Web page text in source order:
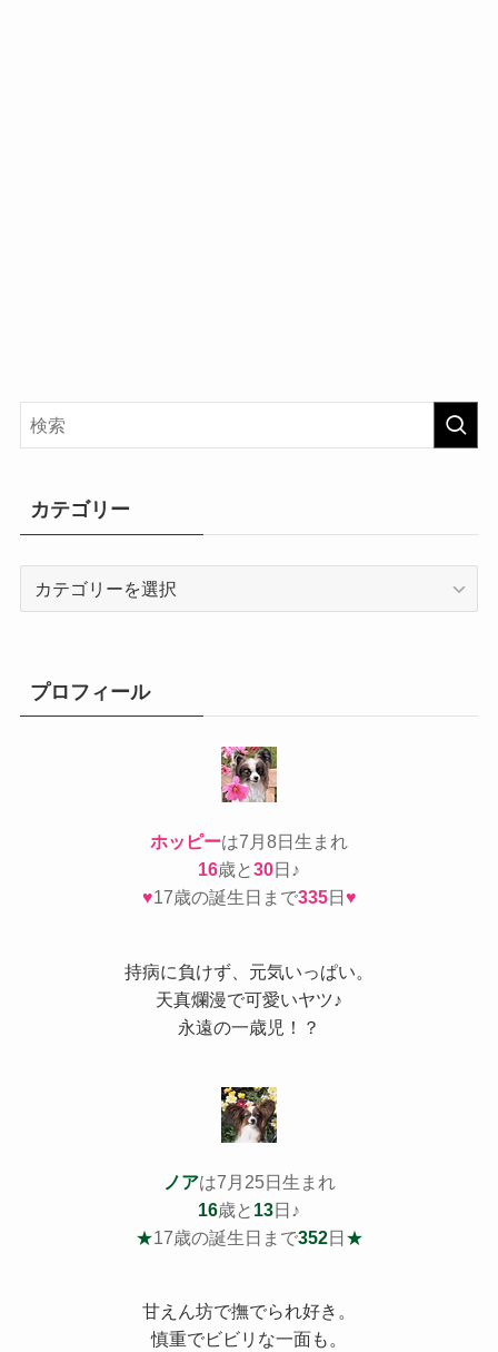
カテゴリー
ープロフィール
ホッピーは7月8日生まれ
16歳と30日♪
♥17歳の誕生日まで335日 ♥
持病に負けず、元気いっぱい。
天真爛漫で可愛いヤツ♪
永遠の一歳児！？
ノアは7月25日生まれ
16歳と 13日♪
★17歳の誕生日まで352日 ★
甘えん坊で撫でられ好き。
慎重でビビリな一面も。